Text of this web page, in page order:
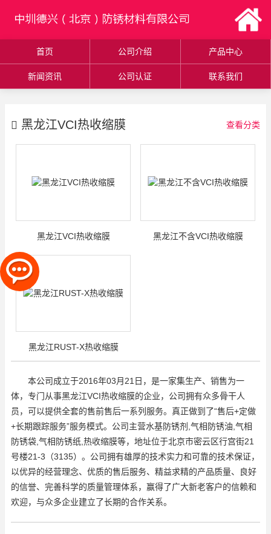
首页 公司介绍 产品中心
新闻资讯 公司认证 联系我们
黑龙江VCI热收缩膜 查看分类
黑龙江VCI热收缩膜 黑龙江不含VCI热收缩膜
黑龙江RUST-X热收缩膜
本公司成立于2016年03月21日，是一家集生产、销售为一
体，专门从事黑龙江VCI热收缩膜的企业，公司拥有众多骨干人
员，可以提供全套的售前售后一系列服务。真正做到了“售后+定做
+长期跟踪服务”服务模式。公司主营水基防锈剂,气相防锈油,气相
防锈袋,气相防锈纸,热收缩膜等，地址位于北京市密云区行宫街21
号楼21-3（3135）。公司拥有雄厚的技术实力和可靠的技术保证，
以优异的经营理念、优质的售后服务、精益求精的产品质量、良好
的信誉、完善科学的质量管理体系，赢得了广大新老客户的信赖和
欢迎，与众多企业建立了长期的合作关系。